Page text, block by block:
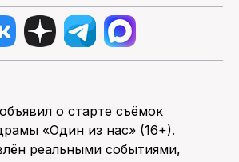
о старте съёмок
«Один из нас» (16+).
реальными событиями,